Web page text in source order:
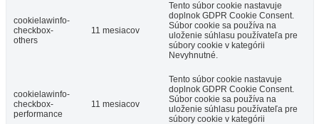
cookielawinfo-
checkbox-
others
11 mesiacov
Tento súbor cookie nastavuje
doplnok GDPR Cookie Consent.
Súbor cookie sa používa na
uloženie súhlasu používateľa pre
súbory cookie v kategórii
Nevyhnutné.
cookielawinfo-
checkbox-
performance
11 mesiacov
Tento súbor cookie nastavuje
doplnok GDPR Cookie Consent.
Súbor cookie sa používa na
uloženie súhlasu používateľa pre
súbory cookie v kategórii